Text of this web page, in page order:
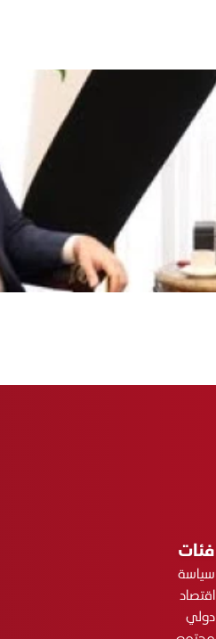
فئات
سياسة
اقتصاد
دولي